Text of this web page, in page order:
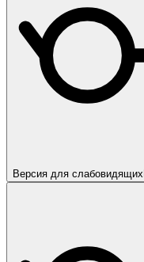
Версия для слабовидящих